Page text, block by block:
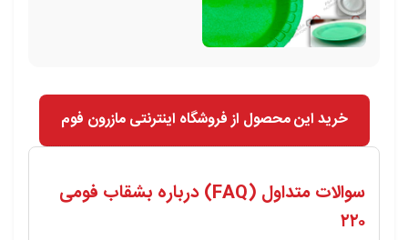
خرید این محصول از فروشگاه اینترنتی مازرون فوم
سوالات متداول (FAQ) درباره بشقاب فومی
۲۲۰